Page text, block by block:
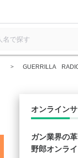
GUERRILLA
オンライン
ガン業界の
野郎オンラ